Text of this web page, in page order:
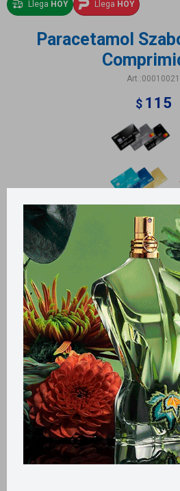
Llega HOY Llega HOY
Paracetamol
00010021
$ 115
Métodos y
Retiros gratuitos
Productos que te